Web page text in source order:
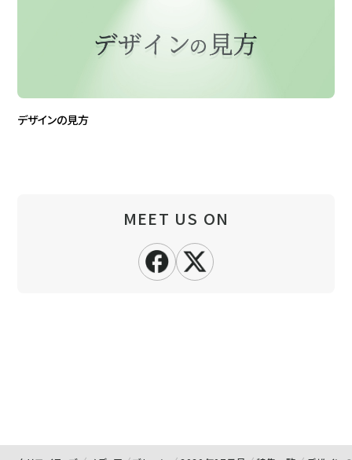
デザインの見方
MEET US ON